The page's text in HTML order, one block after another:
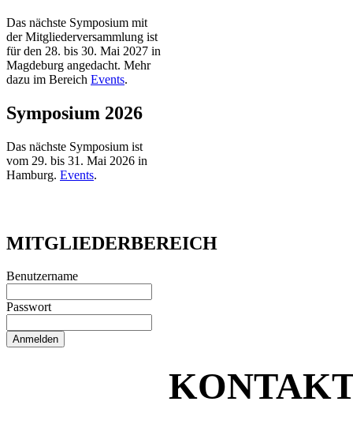
Das nächste Symposium mit
der Mitgliederversammlung ist
für den 28. bis 30. Mai 2027 in
Magdeburg angedacht. Mehr
dazu im Bereich Events.
Symposium 2026
Das nächste Symposium ist
vom 29. bis 31. Mai 2026 in
Hamburg. Events.
MITGLIEDERBEREICH
Benutzername
Passwort